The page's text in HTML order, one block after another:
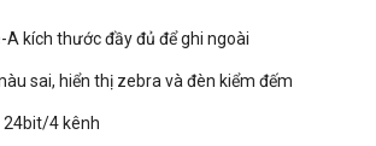
A kích thước đầy đủ để ghi ngoài
sai, hiển thị zebra và đèn kiểm đếm
24bit/4 kênh